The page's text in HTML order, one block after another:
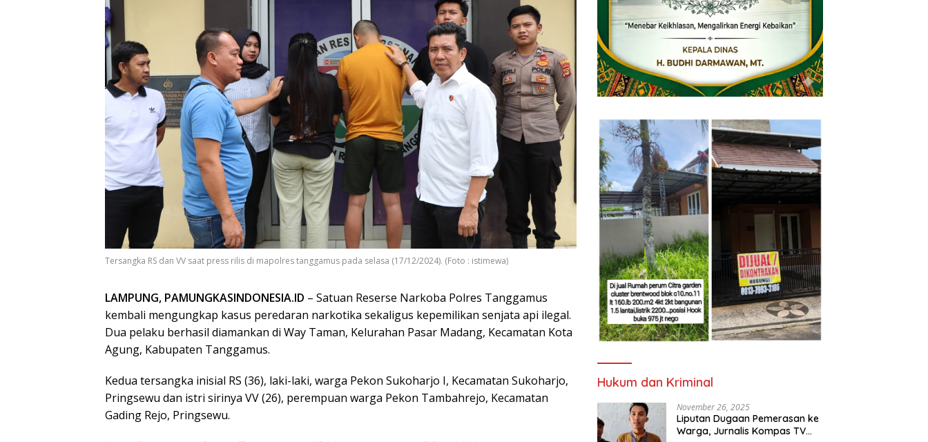
Tersangka RS dan VV saat press rilis di mapolres tanggamus pada selasa (17/12/2024). (Foto : istimewa)
LAMPUNG, PAMUNGKASINDONESIA.ID – Satuan Reserse Narkoba Polres Tanggamus
kembali mengungkap kasus peredaran narkotika sekaligus kepemilikan senjata api ilegal.
Dua pelaku berhasil diamankan di Way Taman, Kelurahan Pasar Madang, Kecamatan Kota
Agung, Kabupaten Tanggamus.
Kedua tersangka inisial RS (36), laki-laki, warga Pekon Sukoharjo I, Kecamatan Sukoharjo,
Pringsewu dan istri sirinya VV (26), perempuan warga Pekon Tambahrejo, Kecamatan
Gading Rejo, Pringsewu.
Hukum dan Kriminal
November 26, 2025
Liputan Dugaan Pemerasan ke
Warga, Jurnalis Kompas TV